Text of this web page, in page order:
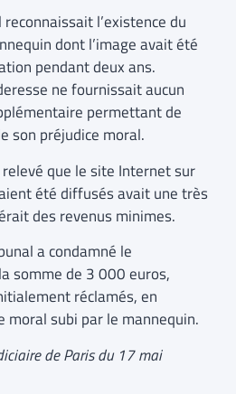
reconnaissait l’existence du
dont l’image avait été
pendant deux ans.
ne fournissait aucun
permettant de
son préjudice moral.
que le site Internet sur
été diffusés avait une très
des revenus minimes.
a condamné le
somme de 3 000 euros,
réclamés, en
moral subi par le mannequin.
de Paris du 17 mai